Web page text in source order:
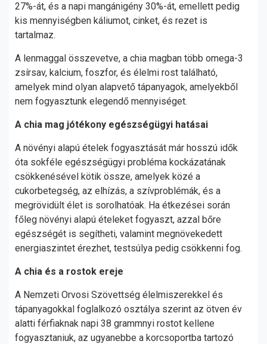
27%-át, és a napi mangánigény 30%-át, emellett pedig
kis mennyiségben káliumot, cinket, és rezet is
tartalmaz.
A lenmaggal összevetve, a chia magban több omega-3
zsírsav, kalcium, foszfor, és élelmi rost található,
amelyek mind olyan alapvető tápanyagok, amelyekből
nem fogyasztunk elegendő mennyiséget.
A chia mag jótékony egészségügyi hatásai
A növényi alapú ételek fogyasztását már hosszú idők
óta sokféle egészségügyi probléma kockázatának
csökkenésével kötik össze, amelyek közé a
cukorbetegség, az elhízás, a szívproblémák, és a
megrövidült élet is sorolhatóak. Ha étkezései során
főleg növényi alapú ételeket fogyaszt, azzal bőre
egészségét is segítheti, valamint megnövekedett
energiaszintet érezhet, testsúlya pedig csökkenni fog.
A chia és a rostok ereje
A Nemzeti Orvosi Szövettség élelmiszerekkel és
tápanyagokkal foglalkozó osztálya szerint az ötven év
alatti férfiaknak napi 38 grammnyi rostot kellene
fogyasztaniuk, az ugyanebbe a korcsoportba tartozó